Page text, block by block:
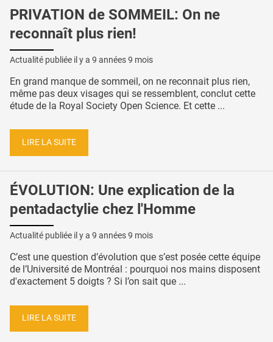
PRIVATION de SOMMEIL: On ne
reconnaît plus rien!
Actualité publiée il y a 9 années 9 mois
En grand manque de sommeil, on ne reconnait plus rien,
même pas deux visages qui se ressemblent, conclut cette
étude de la Royal Society Open Science. Et cette ...
LIRE LA SUITE
ÉVOLUTION: Une explication de la
pentadactylie chez l'Homme
Actualité publiée il y a 9 années 9 mois
C’est une question d’évolution que s’est posée cette équipe
de l’Université de Montréal : pourquoi nos mains disposent
d'exactement 5 doigts ? Si l’on sait que ...
LIRE LA SUITE